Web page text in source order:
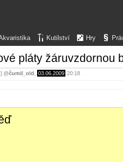
Kutilství Hry
pláty žáruvzdornou
@čumil_old 03.06.2009 20:18